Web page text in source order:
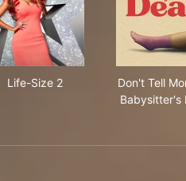
Life-Size 2
Don't Tell
Babysitter's